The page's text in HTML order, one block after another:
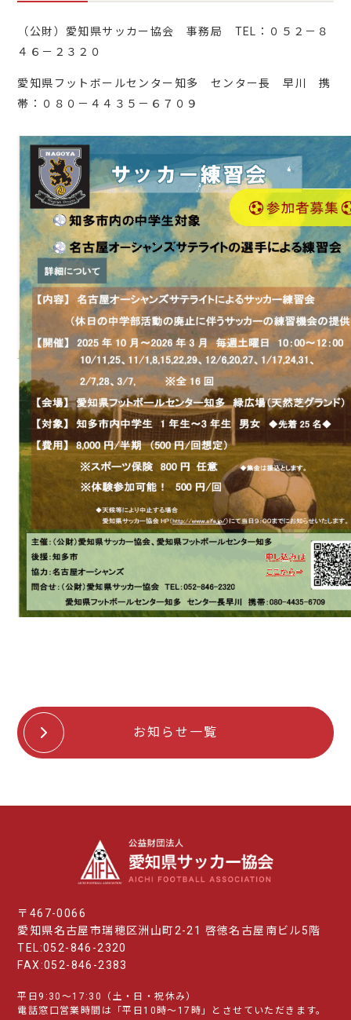
（公財）愛知県サッカー協会 事務局 TEL：０５２－８
４６－２３２０
愛知県フットボールセンター知多 センター長 早川 携
帯：０８０－４４３５－６７０９
お知らせ一覧
〒467-0066
愛知県名古屋市瑞穂区洲山町2-21 啓徳名古屋南ビル5階
TEL:052-846-2320
FAX:052-846-2383
平日9:30～17:30（土・日・祝休み）
電話窓口営業時間は「平日10時～17時」とさせていただきます。